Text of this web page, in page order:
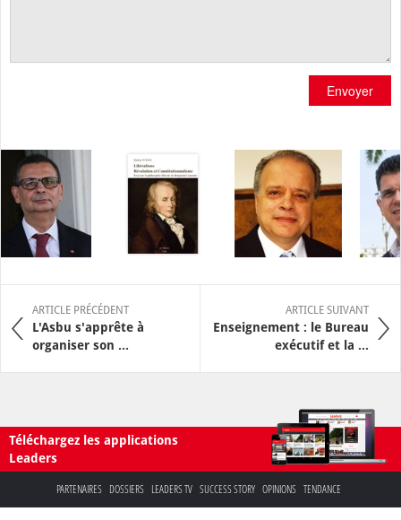
Envoyer
ARTICLE PRÉCÉDENT
L'Asbu s'apprête à
organiser son ...
ARTICLE SUIVANT
Enseignement : le Bureau
exécutif et la ...
Téléchargez les applications
Leaders
PARTENAIRES DOSSIERS LEADERS TV SUCCESS STORY OPINIONS TENDANCE